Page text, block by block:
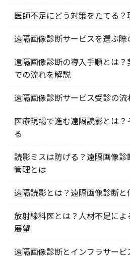
医師不足にどう対策をたてる
遠隔画像診断サービスを選ぶ際
遠隔画像診断の導入手順とは
での流れを解説
遠隔画像診断サービス受診の流
医療現場で進む遠隔読影とは
る
読影ミスは防げる？遠隔画像
管理とは
遠隔読影とは？遠隔画像診断と
放射線科医とは？人材不足によ
展望
遠隔画像診断とインフラサー